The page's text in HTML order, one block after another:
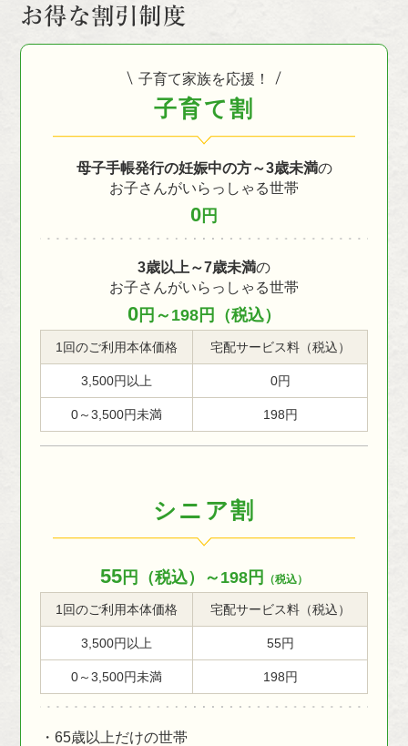
お得な割引制度
子育て家族を応援！
子育て割
母子手帳発行の妊娠中の方～3歳未満の
お子さんがいらっしゃる世帯
0 円
3歳以上～7歳未満の
お子さんがいらっしゃる世帯
0 円～198円（税込）
1回のご利用本体価格 宅配サービス料（税込）
3,500円以上 0円
0～3,500円未満 198円
シニア割
55 円（税込）～198円 （税込）
1回のご利用本体価格 宅配サービス料（税込）
3,500円以上 55円
0～3,500円未満 198円
・65歳以上だけの世帯